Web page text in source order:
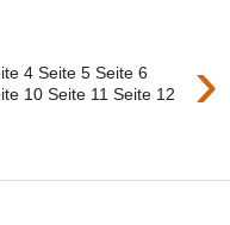
›
4 Seite 5 Seite 6
10 Seite 11 Seite 12